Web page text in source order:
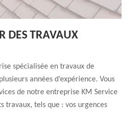
DES TRAVAUX
spécialisée en travaux de
années d’expérience. Vous
de notre entreprise KM Service
travaux, tels que : vos urgences